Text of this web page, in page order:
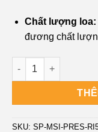
Chất lượng loa:
đương chất
Thay Loa Laptop
SKU: SP-MSI-PRES-